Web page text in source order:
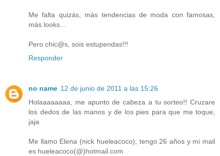
Me falta quizás, más tendencias de moda con famosas,
más looks...
Pero chic@s, sois estupendas!!!
Responder
no name 12 de junio de 2011 a las 15:26
Holaaaaaaaa, me apunto de cabeza a tu sorteo!! Cruzare
los dedos de las manos y de los pies para que me toque,
jaja
Me llamo Elena (nick hueleacoco), tengo 26 años y mi mail
es hueleacoco(@)hotmail.com